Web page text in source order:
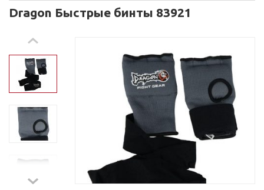
Dragon Быстрые бинты 83921